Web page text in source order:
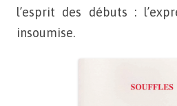
l’esprit des débuts :
insoumise.